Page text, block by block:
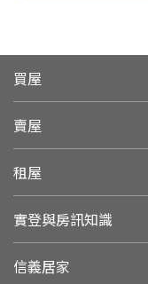
買屋
賣屋
租屋
實登與房訊知識
信義居家